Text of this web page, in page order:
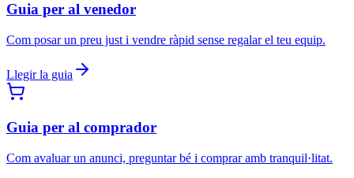
Guia per al venedor
Com posar un preu just i vendre ràpid sense regalar el teu equip.
Llegir la guia
Guia per al comprador
Com avaluar un anunci, preguntar bé i comprar amb tranquil·litat.